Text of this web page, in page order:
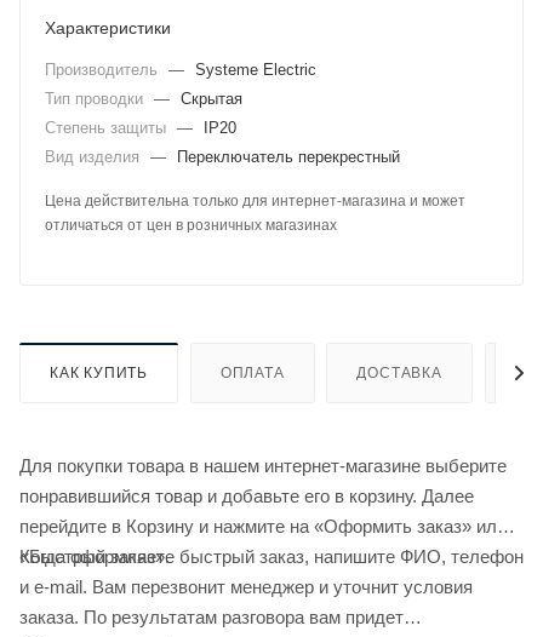
Характеристики
Производитель — Systeme Electric
Тип проводки — Скрытая
Степень защиты —
IP20
Вид изделия
— Переключатель перекрестный
Цена действительна только для интернет-магазина и может
отличаться от цен в розничных магазинах
КАК КУПИТЬ ОПЛАТА ДОСТАВКА
Для покупки товара в нашем интернет-магазине выберите
понравившийся товар и добавьте его в корзину. Далее
перейдите в Корзину и нажмите на «Оформить заказ» или
«Быстрый заказ».
Когда оформляете быстрый заказ, напишите ФИО, телефон
и e-mail. Вам перезвонит менеджер и уточнит условия
заказа. По результатам разговора вам придет